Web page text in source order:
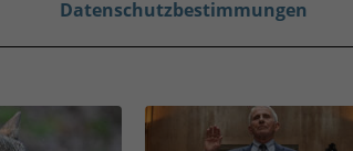
Datenschutzbestimmungen